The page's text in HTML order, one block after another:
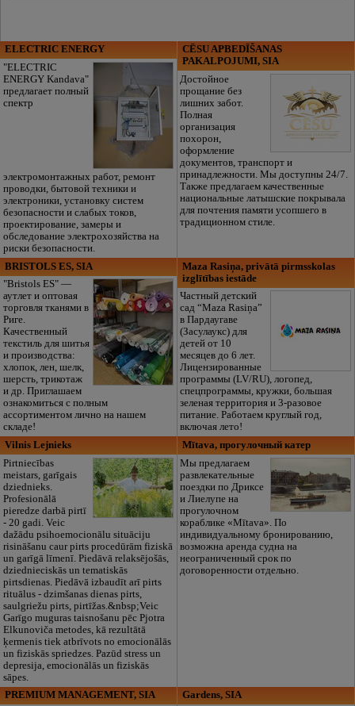
ELECTRIC ENERGY
"ELECTRIC
ENERGY Kandava"
предлагает полный
спектр
электромонтажных работ, ремонт
проводки, бытовой техники и
электроники, установку систем
безопасности и слабых токов,
проектирование, замеры и
обследование электрохозяйства на
риски безопасности.
CĒSU APBEDĪŠANAS
PAKALPOJUMI, SIA
Достойное
прощание без
лишних забот.
Полная
организация
похорон,
оформление
документов, транспорт и
принадлежности. Мы доступны 24/7.
Также предлагаем качественные
национальные латышские покрывала
для почтения памяти усопшего в
традиционном стиле.
BRISTOLS ES, SIA
"Bristols ES" —
аутлет и оптовая
торговля тканями в
Риге.
Качественный
текстиль для шитья
и производства:
хлопок, лен, шелк,
шерсть, трикотаж
и др. Приглашаем
ознакомиться с полным
ассортиментом лично на нашем
складе!
Maza Rasiņa, privātā pirmsskolas
izglītības iestāde
Частный детский
сад “Maza Rasiņa”
в Пардаугаве
(Засулаукс) для
детей от 10
месяцев до 6 лет.
Лицензированные
программы (LV/RU), логопед,
спецпрограммы, кружки, большая
зеленая территория и 3-разовое
питание. Работаем круглый год,
включая лето!
Vilnis Lejnieks
Pirtniecības
meistars, garīgais
dziednieks.
Profesionālā
pieredze darbā pirtī
- 20 gadi. Veic
dažādu psihoemocionālu situāciju
risināšanu caur pirts procedūrām fiziskā
un garīgā līmenī. Piedāvā relaksējošās,
dziednieciskās un tematiskās
pirtsdienas. Piedāvā izbaudīt arī pirts
rituālus - dzimšanas dienas pirts,
saulgriežu pirts, pirtīžas.&nbsp;Veic
Garīgo muguras taisnošanu pēc Pjotra
Elkunoviča metodes, kā rezultātā
ķermenis tiek atbrīvots no emocionālās
un fiziskās spriedzes. Pazūd stress un
depresija, emocionālās un fiziskās
sāpes.
Mītava, прогулочный катер
Мы предлагаем
развлекательные
поездки по Дриксе
и Лиелупе на
прогулочном
кораблике «Mītava». По
индивидуальному бронированию,
возможна аренда судна на
неограниченный срок по
договоренности отдельно.
PREMIUM MANAGEMENT, SIA
Gardens, SIA